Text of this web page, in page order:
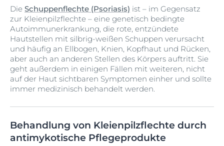
Die Schuppenflechte (Psoriasis) ist – im Gegensatz
zur Kleienpilzflechte – eine genetisch bedingte
Autoimmunerkrankung, die rote, entzündete
Hautstellen mit silbrig-weißen Schuppen verursacht
und häufig an Ellbogen, Knien, Kopfhaut und Rücken,
aber auch an anderen Stellen des Körpers auftritt. Sie
geht außerdem in einigen Fällen mit weiteren, nicht
auf der Haut sichtbaren Symptomen einher und sollte
immer medizinisch behandelt werden.
Behandlung von Kleienpilzflechte durch
antimykotische Pflegeprodukte